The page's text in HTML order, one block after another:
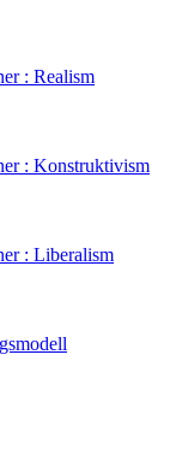
: Realism
: Konstruktivism
: Liberalism